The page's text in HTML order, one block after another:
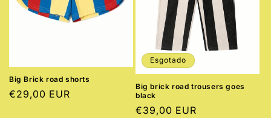
Big Brick road shorts
Preço
€29,00 EUR
Esgotado
Big brick road trousers goes
black
Preço
€39,00 EUR